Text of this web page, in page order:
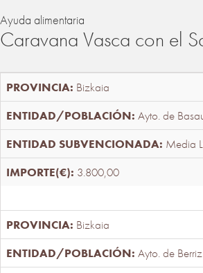
Ayuda alimentaria
Caravana Vasca con el
Bizkaia
Ayto. de
Media
3.800,00
Bizkaia
Ayto. de Berriz